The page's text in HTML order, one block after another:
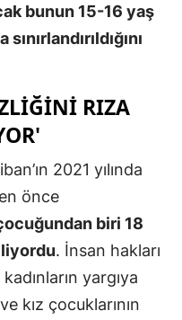
Manisa
Mardin
Muş
Niğde
Ordu
bunun 15-16 yaş
RIZA
2021 yılında
önce
biri 18
. İnsan hakları
yargıya
kız çocuklarının